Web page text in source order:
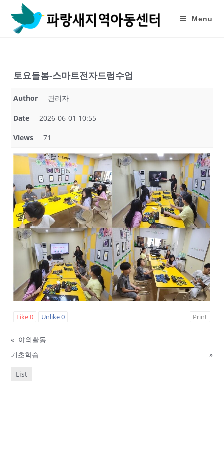
content
Menu
토요돌봄-스마트전자드럼수업
Author 관리자
Date 2026-06-01 10:55
Views 71
Like0 Unlike0 Print
« 야외활동
기초학습
»
List